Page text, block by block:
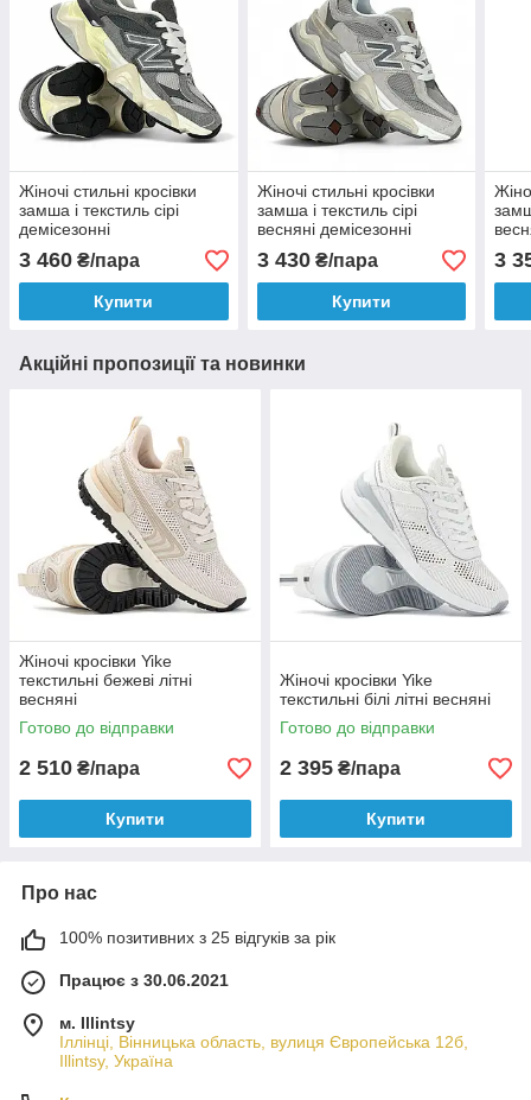
Жіночі стильні кросівки
замша і текстиль сірі
демісезонні
3 460 ₴/пара
Купити
Жіночі стильні кросівки
замша і текстиль сірі
весняні демісезонні
3 430₴/пара
Купити
3
Акційні пропозиції та новинки
Жіночі кросівки Yike
текстильні бежеві літні
весняні
Готово до відправки
2 510 ₴/пара
Купити
Жіночі кросівки Yike
текстильні білі літні весняні
Готово до відправки
2 395 ₴/пара
Купити
Про нас
100% позитивних з 25 відгуків за рік
Працює з 30.06.2021
м. Illintsy
Іллінці, Вінницька область, вулиця Європейська 12б,
Illintsy, Україна